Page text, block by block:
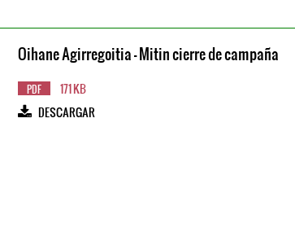
Oihane Agirregoitia - Mitin cierre de campaña
PDF
171 KB
DESCARGAR